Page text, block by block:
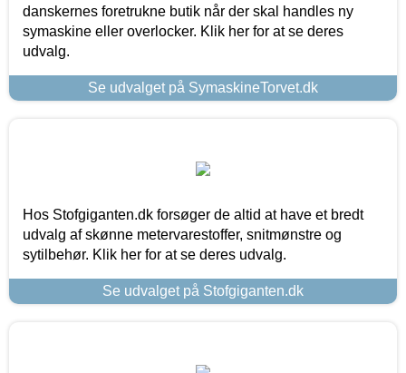
danskernes foretrukne butik når der skal handles ny
symaskine eller overlocker. Klik her for at se deres
udvalg.
Se udvalget på SymaskineTorvet.dk
Hos Stofgiganten.dk forsøger de altid at have et bredt
udvalg af skønne metervarestoffer, snitmønstre og
sytilbehør. Klik her for at se deres udvalg.
Se udvalget på Stofgiganten.dk